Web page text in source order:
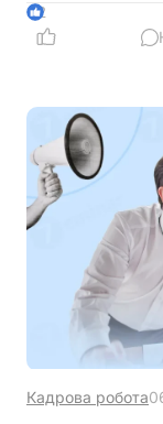
нових правил
стажу та
2
Кадрова робота